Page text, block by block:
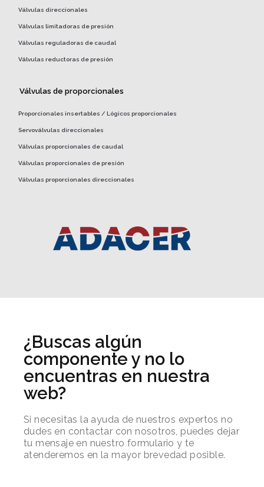
Válvulas direccionales
Válvulas limitadoras de presión
Válvulas reguladoras de caudal
Válvulas reductoras de presión
Válvulas de proporcionales
Proporcionales insertables / Lógicos proporcionales
Servoválvulas direccionales
Válvulas proporcionales de caudal
Válvulas proporcionales de presión
Válvulas proporcionales direccionales
¿Buscas algún
componente y no lo
encuentras en nuestra
web?
Si necesitas la ayuda de nuestros expertos no
dudes en contactar con nosotros, puedes dejar
tu mensaje en nuestro formulario y te
atenderemos en la mayor brevedad posible.